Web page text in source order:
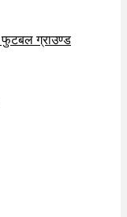
फुटबल ग्राउण्ड